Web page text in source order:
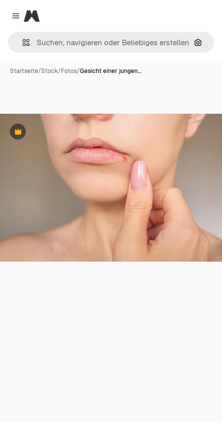
Close menu
Magnific
Nach
Startseite/Stock/Fotos/Gesicht einer jungen…
Premium